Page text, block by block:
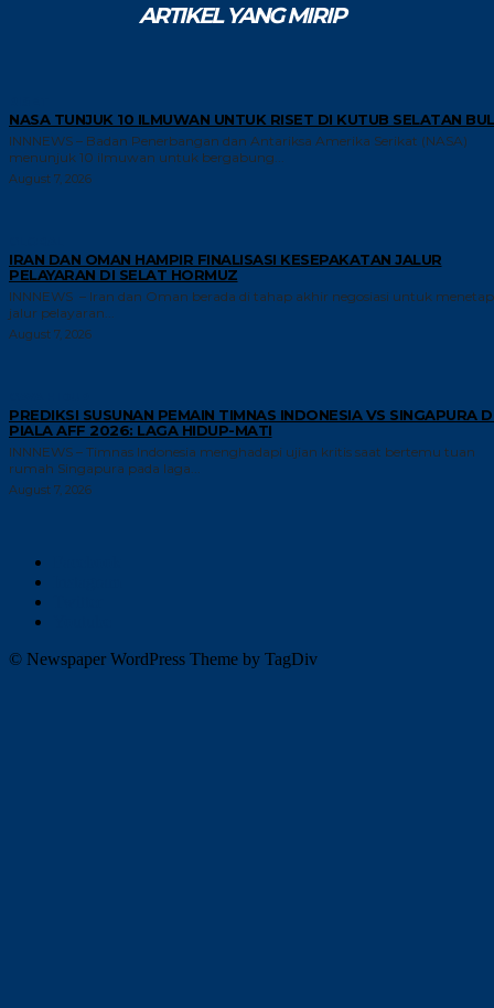
ARTIKEL YANG MIRIP
NASA TUNJUK 10 ILMUWAN UNTUK RISET DI KUTUB SELATAN
INNNEWS – Badan Penerbangan dan Antariksa Amerika Serikat (NASA)
menunjuk 10 ilmuwan untuk bergabung...
August 7, 2026
IRAN DAN OMAN HAMPIR FINALISASI KESEPAKATAN JALUR
PELAYARAN DI SELAT HORMUZ
INNNEWS – Iran dan Oman berada di tahap akhir negosiasi untuk
jalur pelayaran...
August 7, 2026
PREDIKSI SUSUNAN PEMAIN TIMNAS INDONESIA VS SINGAPURA
PIALA AFF 2026: LAGA HIDUP-MATI
INNNEWS – Timnas Indonesia menghadapi ujian kritis saat bertemu tuan
rumah Singapura pada laga...
August 7, 2026
© Newspaper WordPress Theme by TagDiv